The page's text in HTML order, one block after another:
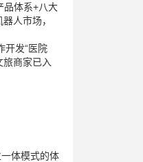
品体系+八大
人市场，
发“医院
商家已入
体模式的体